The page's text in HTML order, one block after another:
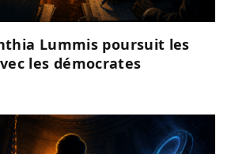
Lummis poursuit les
les démocrates